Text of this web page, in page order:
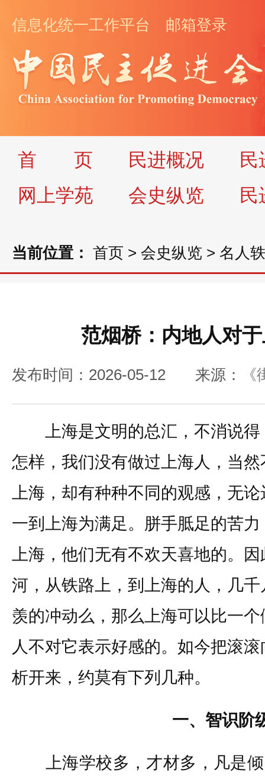
信息化统一工作平台 邮箱登录
首 页 民进概况
民
网上学苑
会史纵览 民
当前位置： 首页 > 会史纵览 > 名人
范烟桥：内地人对
发布时间：2026-05-12 来源：
上海是文明的总汇，不消说得
怎样，我们没有做过上海人，当
上海，却有种种不同的观感，无
一到上海为满足。胼手胝足的苦
上海，他们无有不欢天喜地的。
河，从铁路上，到上海的人，几
羡的冲动么，那么上海可以比一
人不对它表示好感的。如今把滚
析开来，约莫有下列几种。
一、智识阶
上海学校多，才材多，凡是倾